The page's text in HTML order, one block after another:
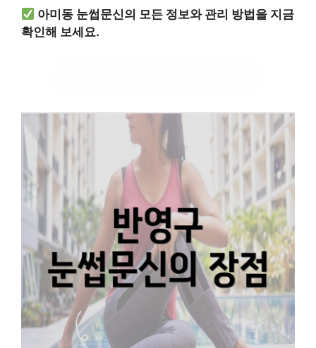
아미동 눈썹문신의 모든 정보와 관리 방법을 지금
확인해 보세요.